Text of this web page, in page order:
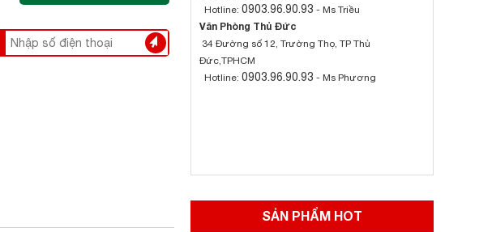
Hotline: 0903.96.90.93 - Ms Triều
Văn Phòng Thủ Đức
34 Đường số 12, Trường Thọ, TP Thủ
Đức,TPHCM
Hotline: 0903.96.90.93 - Ms Phương
SẢN PHẨM HOT